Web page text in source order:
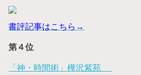
書評記事はこちら→
第４位
「神・時間術」樺沢紫苑